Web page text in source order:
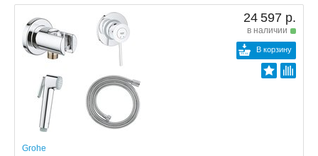
24 597 р.
в наличии
В корзину
Grohe